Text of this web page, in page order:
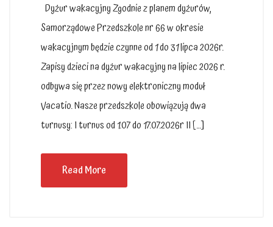
Dyżur wakacyjny Zgodnie z planem dyżurów,
Samorządowe Przedszkole nr 66 w okresie
wakacyjnym będzie czynne od 1 do 31 lipca 2026r.
Zapisy dzieci na dyżur wakacyjny na lipiec 2026 r.
odbywa się przez nowy elektroniczny moduł
Vacatio. Nasze przedszkole obowiązują dwa
turnusy: I turnus od 1.07 do 17.07.2026r II […]
Read More